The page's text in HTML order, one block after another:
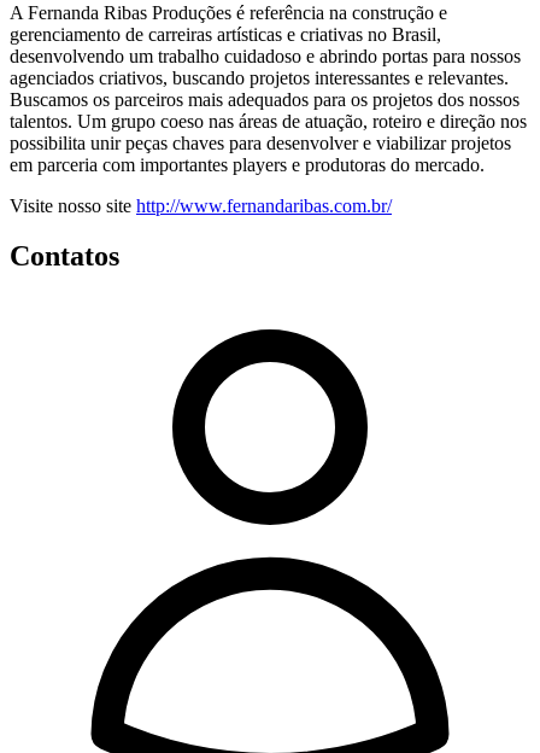
A Fernanda Ribas Produções é referência na construção e
gerenciamento de carreiras artísticas e criativas no Brasil,
desenvolvendo um trabalho cuidadoso e abrindo portas para nossos
agenciados criativos, buscando projetos interessantes e relevantes.
Buscamos os parceiros mais adequados para os projetos dos nossos
talentos. Um grupo coeso nas áreas de atuação, roteiro e direção nos
possibilita unir peças chaves para desenvolver e viabilizar projetos
em parceria com importantes players e produtoras do mercado.
Visite nosso site http://www.fernandaribas.com.br/
Contatos